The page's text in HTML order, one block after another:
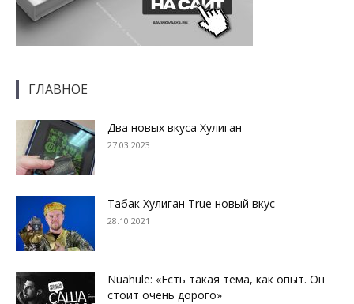
ГЛАВНОЕ
Два новых вкуса Хулиган
27.03.2023
Табак Хулиган True новый вкус
28.10.2021
Nuahule: «Есть такая тема, как опыт. Он
стоит очень дорого»